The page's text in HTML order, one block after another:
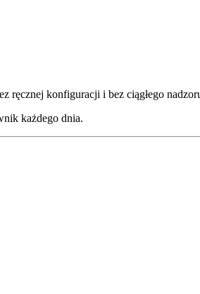
ręcznej konfiguracji i bez ciągłego
każdego dnia.